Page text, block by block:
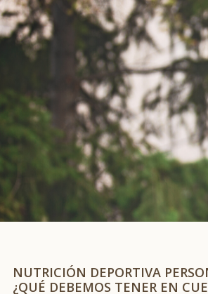
NUTRICIÓN DEPORTIVA
¿QUÉ DEBEMOS TENER EN